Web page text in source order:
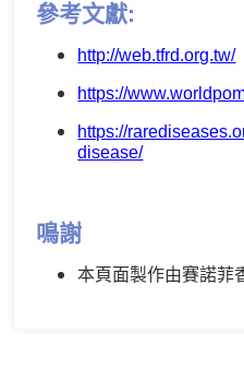
參考文獻:
http://web.tfrd.org.tw/
https://
https://
disease/
鳴謝
本頁面製作由賽諾菲